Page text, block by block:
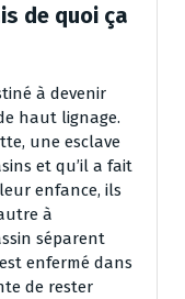
de quoi ça
à devenir
haut lignage.
une esclave
et qu’il a fait
enfance, ils
à
séparent
enfermé dans
de rester